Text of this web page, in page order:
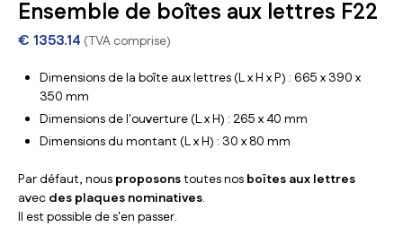
Ensemble de boîtes aux lettres F22
€ 1353.14 (TVA comprise)
Dimensions de la boîte aux lettres (L x H x P) : 665 x 390 x
350 mm
Dimensions de l'ouverture (L x H) : 265 x 40 mm
Dimensions du montant (L x H) : 30 x 80 mm
Par défaut, nous proposonstoutes nos boîtes aux lettres
avec des plaques nominatives.
Il est possible de s'en passer.